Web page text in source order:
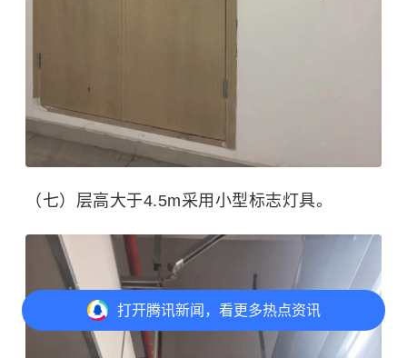
（七）层高大于4.5m采用小型标志灯具。
打开腾讯新闻，看更多热点资讯